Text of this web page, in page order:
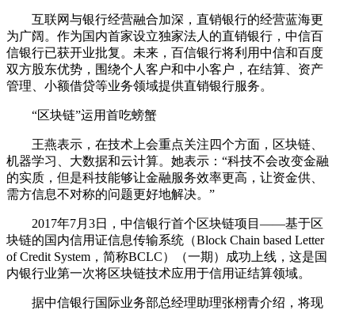
互联网与银行经营融合加深，直销银行的经营蓝海更
为广阔。作为国内首家设立独家法人的直销银行，中信百
信银行已获开业批复。未来，百信银行将利用中信和百度
双方股东优势，围绕个人客户和中小客户，在结算、资产
管理、小额借贷等业务领域提供直销银行服务。
“区块链”运用首吃螃蟹
王燕表示，在技术上会重点关注四个方面，区块链、
机器学习、大数据和云计算。她表示：“科技不会改变金融
的实质，但是科技能够让金融服务效率更高，让资金供、
需方信息不对称的问题更好地解决。”
2017年7月3日，中信银行首个区块链项目——基于区
块链的国内信用证信息传输系统（Block Chain based Letter
of Credit System，简称BCLC）（一期）成功上线，这是国
内银行业第一次将区块链技术应用于信用证结算领域。
据中信银行国际业务部总经理助理张栩青介绍，将现